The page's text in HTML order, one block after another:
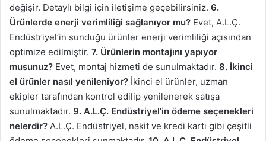
değişir. Detaylı bilgi için iletişime geçebilirsiniz. 6.
Ürünlerde enerji verimliliği sağlanıyor mu? Evet, A.L.Ç.
Endüstriyel’in sunduğu ürünler enerji verimliliği açısından
optimize edilmiştir. 7. Ürünlerin montajını yapıyor
musunuz? Evet, montaj hizmeti de sunulmaktadır. 8. İkinci
el ürünler nasıl yenileniyor? İkinci el ürünler, uzman
ekipler tarafından kontrol edilip yenilenerek satışa
sunulmaktadır. 9. A.L.Ç. Endüstriyel’in ödeme seçenekleri
nelerdir? A.L.Ç. Endüstriyel, nakit ve kredi kartı gibi çeşitli